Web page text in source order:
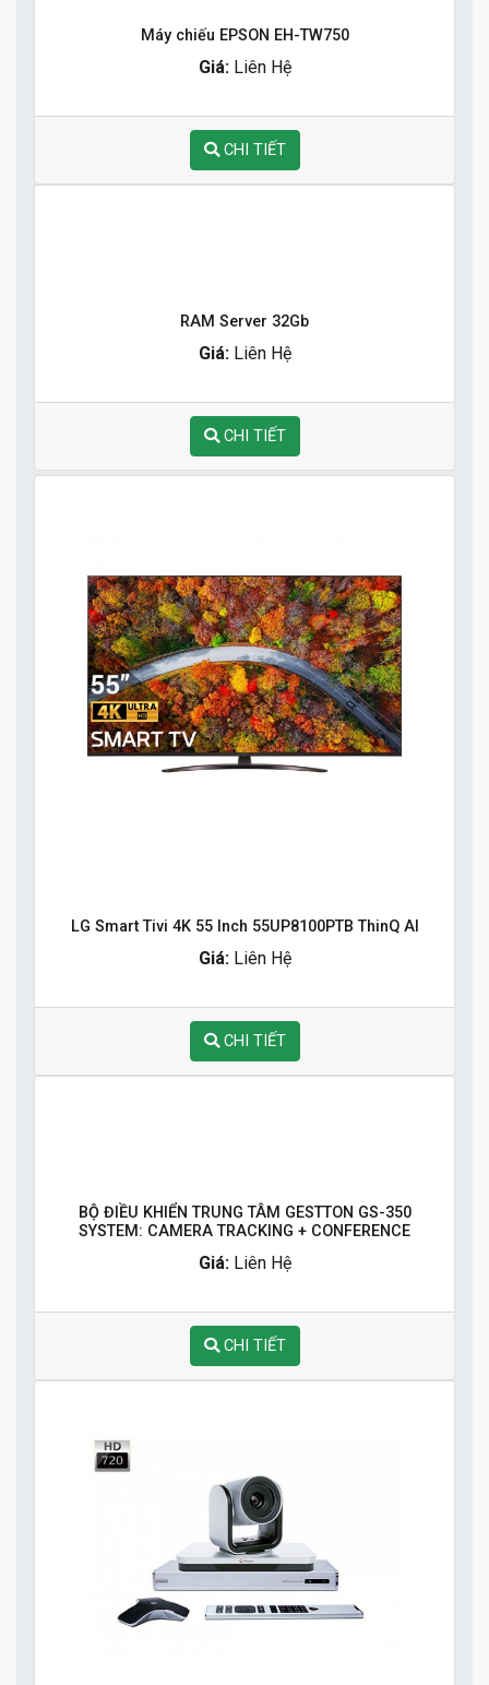
Máy chiếu EPSON EH-TW750
Giá: Liên Hệ
CHI TIẾT
RAM Server 32Gb
Giá: Liên Hệ
CHI TIẾT
LG Smart Tivi 4K 55 Inch 55UP8100PTB ThinQ AI
Giá: Liên Hệ
CHI TIẾT
BỘ ĐIỀU KHIỂN TRUNG TÂM GESTTON GS-350
SYSTEM: CAMERA TRACKING + CONFERENCE
Giá: Liên Hệ
CHI TIẾT